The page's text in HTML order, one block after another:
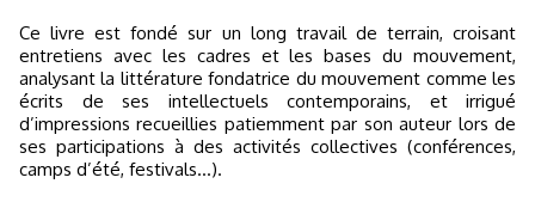
Ce livre est fondé sur un long travail de terrain, croisant
entretiens avec les cadres et les bases du mouvement,
analysant la littérature fondatrice du mouvement comme les
écrits de ses intellectuels contemporains, et irrigué
d’impressions recueillies patiemment par son auteur lors de
ses participations à des activités collectives (conférences,
camps d’été, festivals...).